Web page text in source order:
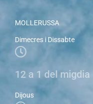
MOLLERUSSA
Dimecres i Dissabte
12 a 1 del migdia
Dijous